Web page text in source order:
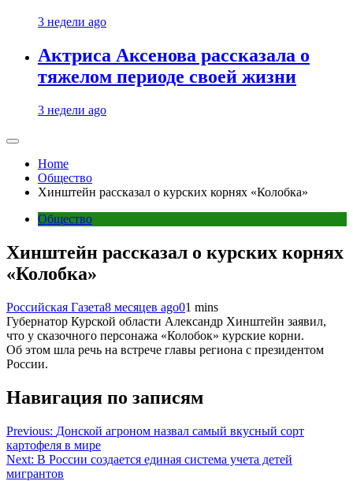
3 недели ago
Актриса Аксенова рассказала о
тяжелом периоде своей жизни
3 недели ago
Home
Общество
Хинштейн рассказал о курских корнях «Колобка»
Общество
Хинштейн рассказал о курских корнях
«Колобка»
Российская Газета8 месяцев ago01 mins
Губернатор Курской области Александр Хинштейн заявил,
что у сказочного персонажа «Колобок» курские корни.
Об этом шла речь на встрече главы региона с президентом
России.
Навигация по записям
Previous: Донской агроном назвал самый вкусный сорт
картофеля в мире
Next: В России создается единая система учета детей
мигрантов